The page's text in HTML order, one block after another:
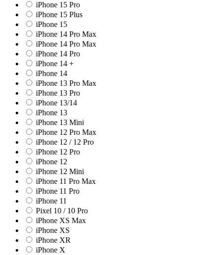
iPhone 15 Pro
iPhone 15 Plus
iPhone 15
iPhone 14 Pro Max
iPhone 14 Pro Max
iPhone 14 Pro
iPhone 14 +
iPhone 14
iPhone 13 Pro Max
iPhone 13 Pro
iPhone 13/14
iPhone 13
iPhone 13 Mini
iPhone 12 Pro Max
iPhone 12 / 12 Pro
iPhone 12 Pro
iPhone 12
iPhone 12 Mini
iPhone 11 Pro Max
iPhone 11 Pro
iPhone 11
Pixel 10 / 10 Pro
iPhone XS Max
iPhone XS
iPhone XR
iPhone X